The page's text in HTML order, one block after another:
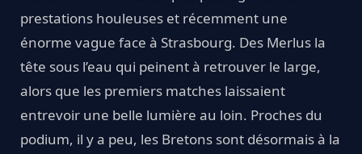
prestations houleuses et récemment une
énorme vague face à Strasbourg. Des Merlus la
tête sous l’eau qui peinent à retrouver le large,
alors que les premiers matches laissaient
entrevoir une belle lumière au loin. Proches du
podium, il y a peu, les Bretons sont désormais à la